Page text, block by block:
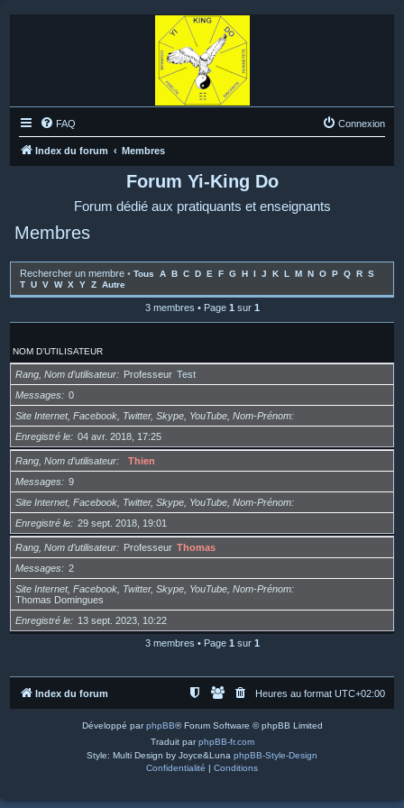
FAQ Connexion
Index du forum Membres
Forum Yi-King Do
Forum dédié aux pratiquants et enseignants
Membres
Rechercher un membre • Tous A B C D E F G H I J K L M N O P Q R S
T U V W X Y Z Autre
3 membres • Page 1 sur 1
NOM D’UTILISATEUR
Rang, Nom d’utilisateur Professeur Test
Messages
0
Site Internet, Facebook, Twitter, Skype, YouTube, Nom-Prénom
Enregistré le
04 avr. 2018, 17:25
Rang, Nom d’utilisateur
Thien
Messages
9
Site Internet, Facebook, Twitter, Skype, YouTube, Nom-Prénom
Enregistré le
29 sept. 2018, 19:01
Rang, Nom d’utilisateur Professeur Thomas
Messages
2
Site Internet, Facebook, Twitter, Skype, YouTube, Nom-Prénom
Thomas Domingues
Enregistré le
13 sept. 2023, 10:22
3 membres • Page 1 sur 1
Index du forum Heures au format UTC+02:00
Développé parphpBB® Forum Software © phpBB Limited
Traduit parphpBB-fr.com
Style: Multi Design by Joyce&Luna phpBB-Style-Design
Confidentialité | Conditions